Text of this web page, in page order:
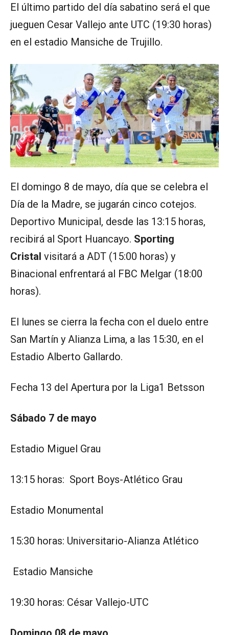
El último partido del día sabatino será el que
jueguen Cesar Vallejo ante UTC (19:30 horas)
en el estadio Mansiche de Trujillo.
El domingo 8 de mayo, día que se celebra el
Día de la Madre, se jugarán cinco cotejos.
Deportivo Municipal, desde las 13:15 horas,
recibirá al Sport Huancayo. Sporting
Cristal visitará a ADT (15:00 horas) y
Binacional enfrentará al FBC Melgar (18:00
horas).
El lunes se cierra la fecha con el duelo entre
San Martín y Alianza Lima, a las 15:30, en el
Estadio Alberto Gallardo.
Fecha 13 del Apertura por la Liga1 Betsson
Sábado 7 de mayo
Estadio Miguel Grau
13:15 horas: Sport Boys-Atlético Grau
Estadio Monumental
15:30 horas: Universitario-Alianza Atlético
Estadio Mansiche
19:30 horas: César Vallejo-UTC